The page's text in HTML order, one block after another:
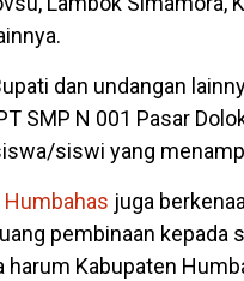
dan undangan
SMP N 001 Pasar
siswi yang
Humbahas juga
pembinaan kepada
Kabupaten